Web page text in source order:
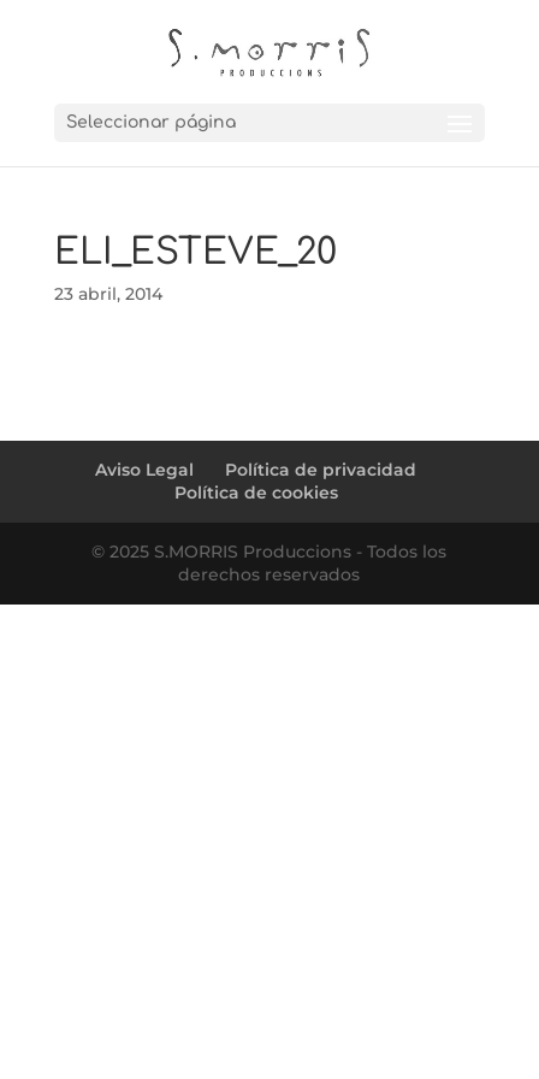
Seleccionar página
ELI_ESTEVE_20
23 abril, 2014
Aviso Legal
Política de privacidad
Política de cookies
© 2025 S.MORRIS Produccions - Todos los
derechos reservados